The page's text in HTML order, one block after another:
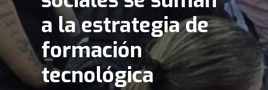
a la estrategia de
formación
tecnológica